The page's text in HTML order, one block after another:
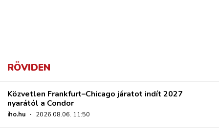
RÖVIDEN
Közvetlen Frankfurt–Chicago járatot indít 2027
nyarától a Condor
iho.hu · 2026.08.06. 11:50